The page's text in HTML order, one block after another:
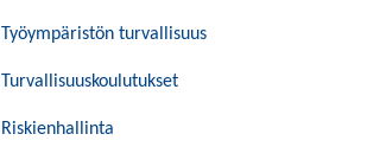
Työympäristön turvallisuus
Turvallisuuskoulutukset
Riskienhallinta